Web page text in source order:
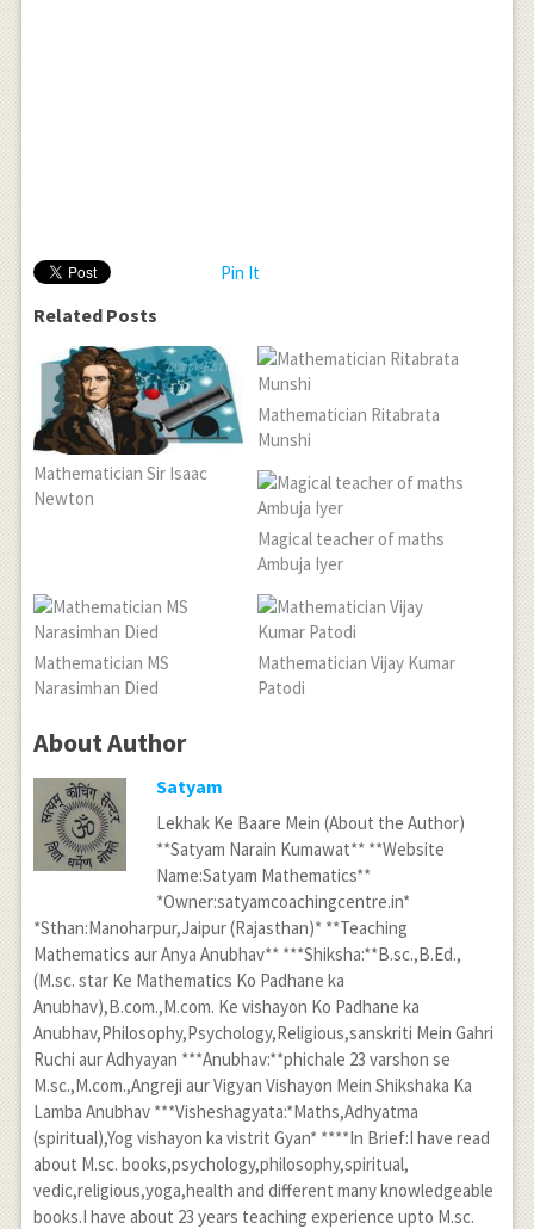
Pin It
Related Posts
Mathematician Sir Isaac
Newton
Mathematician Ritabrata
Munshi
Magical teacher of maths
Ambuja Iyer
Mathematician MS
Narasimhan Died
Mathematician Vijay Kumar
Patodi
About Author
Satyam
Lekhak Ke Baare Mein (About the Author)
**Satyam Narain Kumawat** **Website
Name:Satyam Mathematics**
*Owner:satyamcoachingcentre.in*
*Sthan:Manoharpur,Jaipur (Rajasthan)* **Teaching
Mathematics aur Anya Anubhav** ***Shiksha:**B.sc.,B.Ed.,
(M.sc. star Ke Mathematics Ko Padhane ka
Anubhav),B.com.,M.com. Ke vishayon Ko Padhane ka
Anubhav,Philosophy,Psychology,Religious,sanskriti Mein Gahri
Ruchi aur Adhyayan ***Anubhav:**phichale 23 varshon se
M.sc.,M.com.,Angreji aur Vigyan Vishayon Mein Shikshaka Ka
Lamba Anubhav ***Visheshagyata:*Maths,Adhyatma
(spiritual),Yog vishayon ka vistrit Gyan* ****In Brief:I have read
about M.sc. books,psychology,philosophy,spiritual,
vedic,religious,yoga,health and different many knowledgeable
books.I have about 23 years teaching experience upto M.sc.